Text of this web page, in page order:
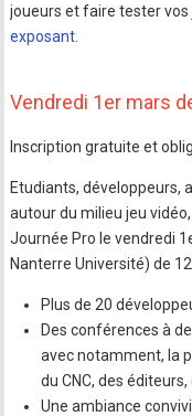
joueurs et faire tester
exposant
Vendredi 1er mars
Inscription gratuite et
Etudiants, développeurs,
autour du milieu jeu
Journée Pro le vendredi
Nanterre Université) de
Plus de 20
Des conférences à
avec notamment, la
du CNC, des
Une ambiance